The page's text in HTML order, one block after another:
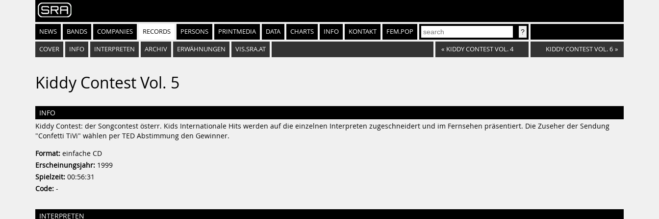
NEWS BANDS COMPANIES RECORDS PERSONS PRINTMEDIA DATA CHARTS INFO KONTAKT FEM.POP
COVER INFO INTERPRETEN ARCHIV ERWÄHNUNGEN VIS.SRA.AT « KIDDY CONTEST VOL. 4 KIDDY CONTEST VOL. 6 »
Kiddy Contest Vol. 5
INFO
Kiddy Contest: der Songcontest österr. Kids Internationale Hits werden auf die einzelnen Interpreten zugeschneidert und im Fernsehen präsentiert. Die Zuseher der Sendung
"Confetti TiVi" wählen per TED Abstimmung den Gewinner.
Format: einfache CD
Erscheinungsjahr: 1999
Spielzeit: 00:56:31
Code: -
INTERPRETEN